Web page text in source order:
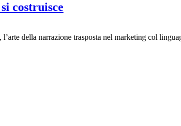
costruisce
della narrazione trasposta nel marketing col